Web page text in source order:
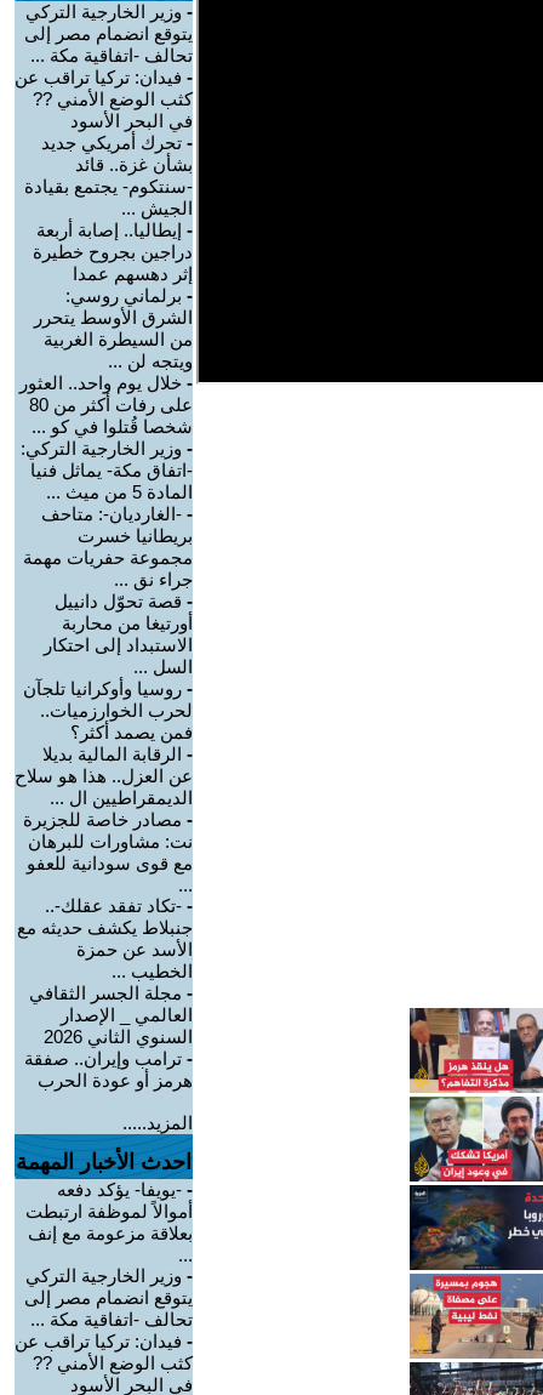
- وزير الخارجية التركي
يتوقع انضمام مصر إلى
تحالف -اتفاقية مكة ...
- فيدان: تركيا تراقب عن
كثب الوضع الأمني ??
في البحر الأسود
- تحرك أمريكي جديد
بشأن غزة.. قائد
-سنتكوم- يجتمع بقيادة
الجيش ...
- إيطاليا.. إصابة أربعة
دراجين بجروح خطيرة
إثر دهسهم عمدا
- برلماني روسي:
الشرق الأوسط يتحرر
من السيطرة الغربية
ويتجه لن ...
- خلال يوم واحد.. العثور
على رفات أكثر من 80
شخصا قُتلوا في كو ...
- وزير الخارجية التركي:
-اتفاق مكة- يماثل فنيا
المادة 5 من ميث ...
- -الغارديان-: متاحف
بريطانيا خسرت
مجموعة حفريات مهمة
جراء نق ...
- قصة تحوّل دانييل
أورتيغا من محاربة
الاستبداد إلى احتكار
السل ...
- روسيا وأوكرانيا تلجآن
لحرب الخوارزميات..
فمن يصمد أكثر؟
- الرقابة المالية بديلا
عن العزل.. هذا هو سلاح
الديمقراطيين ال ...
- مصادر خاصة للجزيرة
نت: مشاورات للبرهان
مع قوى سودانية للعفو
...
- -تكاد تفقد عقلك-..
جنبلاط يكشف حديثه مع
الأسد عن حمزة
الخطيب ...
- مجلة الجسر الثقافي
العالمي _ الإصدار
السنوي الثاني 2026
- ترامب وإيران.. صفقة
هرمز أو عودة الحرب
المزيد.....
احدث الأخبار المهمة
- -يويفا- يؤكد دفعه
أموالاً لموظفة ارتبطت
بعلاقة مزعومة مع إنف
...
- وزير الخارجية التركي
يتوقع انضمام مصر إلى
تحالف -اتفاقية مكة ...
- فيدان: تركيا تراقب عن
كثب الوضع الأمني ??
في البحر الأسود